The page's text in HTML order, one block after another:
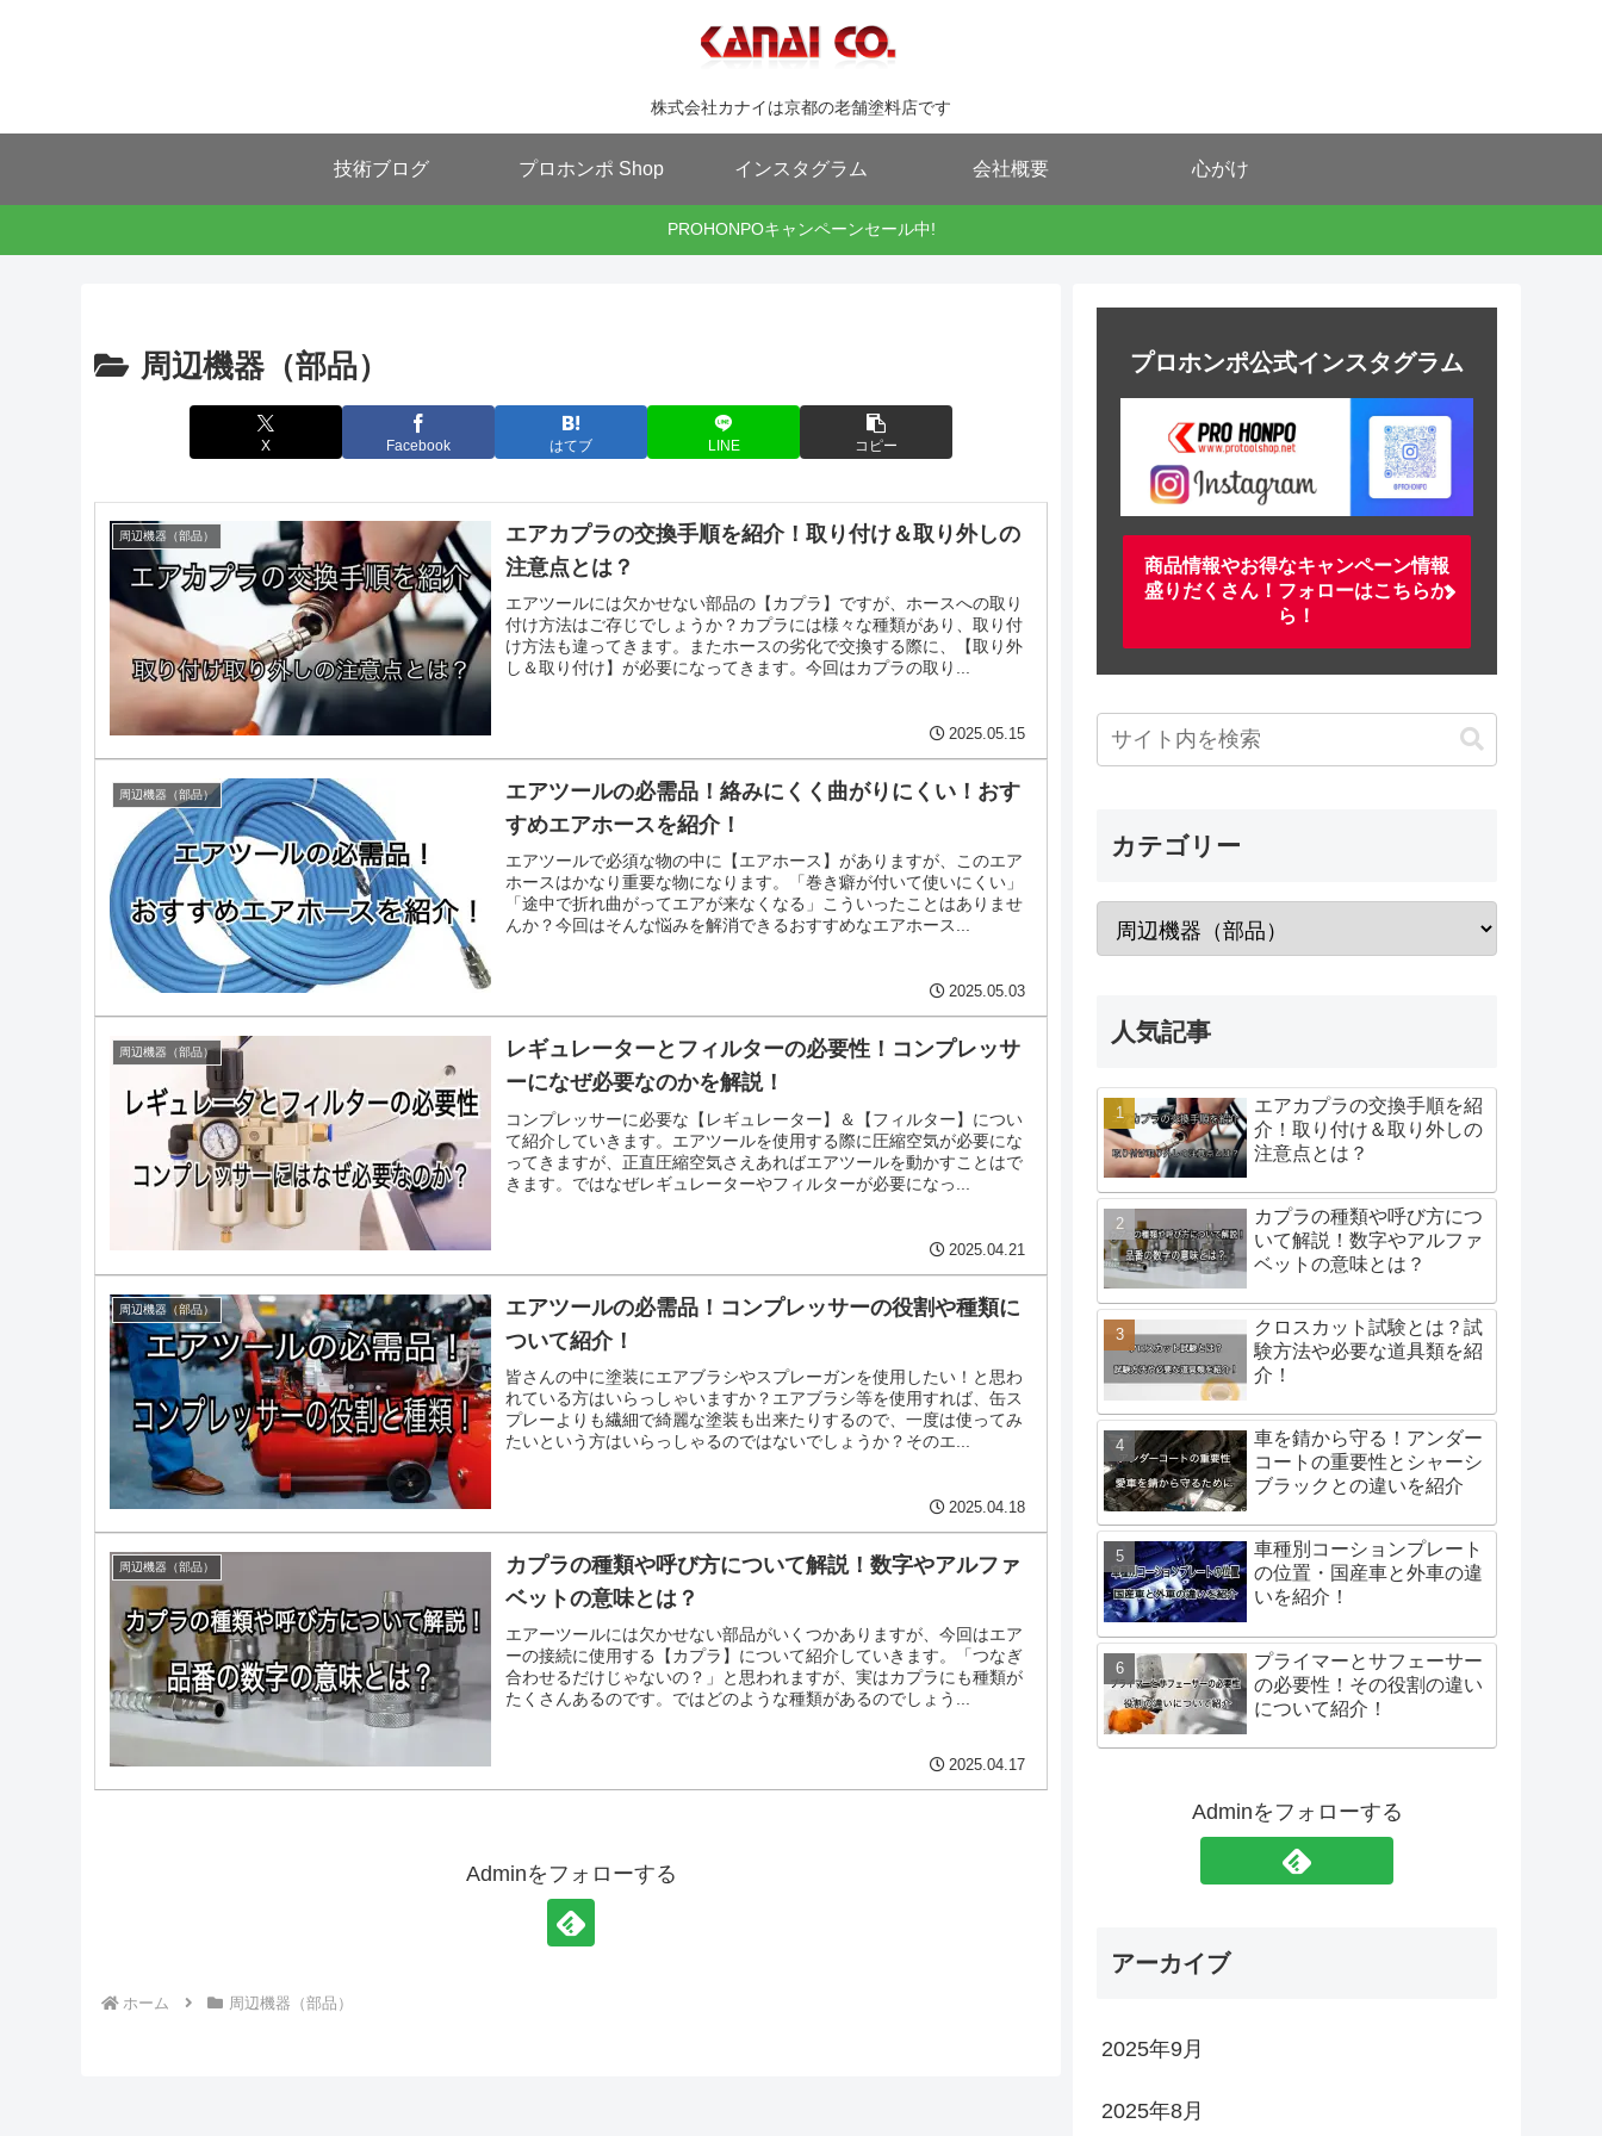
株式会社カナイは京都の老舗塗料店です
技術ブログ プロホンポ Shop インスタグラム 会社概要 心がけ
PROHONPOキャンペーンセール中!
周辺機器（部品）
X Facebook はてブ LINE コピー
周辺機器（部品）
エアカプラの交換手順を紹介！取り付け＆取り外しの
注意点とは？
エアツールには欠かせない部品の【カプラ】ですが、ホースへの取り
付け方法はご存じでしょうか？カプラには様々な種類があり、取り付
け方法も違ってきます。またホースの劣化で交換する際に、【取り外
し＆取り付け】が必要になってきます。今回はカプラの取り...
2025.05.15
周辺機器（部品）
エアツールの必需品！絡みにくく曲がりにくい！おす
すめエアホースを紹介！
エアツールで必須な物の中に【エアホース】がありますが、このエア
ホースはかなり重要な物になります。「巻き癖が付いて使いにくい」
「途中で折れ曲がってエアが来なくなる」こういったことはありませ
んか？今回はそんな悩みを解消できるおすすめなエアホース...
2025.05.03
周辺機器（部品）
レギュレーターとフィルターの必要性！コンプレッサ
ーになぜ必要なのかを解説！
コンプレッサーに必要な【レギュレーター】＆【フィルター】につい
て紹介していきます。エアツールを使用する際に圧縮空気が必要にな
ってきますが、正直圧縮空気さえあればエアツールを動かすことはで
きます。ではなぜレギュレーターやフィルターが必要になっ...
2025.04.21
周辺機器（部品）
エアツールの必需品！コンプレッサーの役割や種類に
ついて紹介！
皆さんの中に塗装にエアブラシやスプレーガンを使用したい！と思わ
れている方はいらっしゃいますか？エアブラシ等を使用すれば、缶ス
プレーよりも繊細で綺麗な塗装も出来たりするので、一度は使ってみ
たいという方はいらっしゃるのではないでしょうか？そのエ...
2025.04.18
周辺機器（部品）
カプラの種類や呼び方について解説！数字やアルファ
ベットの意味とは？
エアーツールには欠かせない部品がいくつかありますが、今回はエア
ーの接続に使用する【カプラ】について紹介していきます。「つなぎ
合わせるだけじゃないの？」と思われますが、実はカプラにも種類が
たくさんあるのです。ではどのような種類があるのでしょう...
2025.04.17
Adminをフォローする
ホーム 周辺機器（部品）
プロホンポ公式インスタグラム
商品情報やお得なキャンペーン情報
盛りだくさん！フォローはこちらか
ら！
カテゴリー
人気記事
エアカプラの交換手順を紹
介！取り付け＆取り外しの
注意点とは？
カプラの種類や呼び方につ
いて解説！数字やアルファ
ベットの意味とは？
クロスカット試験とは？試
験方法や必要な道具類を紹
介！
車を錆から守る！アンダー
コートの重要性とシャーシ
ブラックとの違いを紹介
車種別コーションプレート
の位置・国産車と外車の違
いを紹介！
プライマーとサフェーサー
の必要性！その役割の違い
について紹介！
Adminをフォローする
アーカイブ
2025年9月
2025年8月